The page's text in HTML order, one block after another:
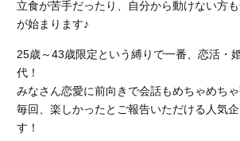
立食が苦手だったり、自分から動けない方
が始まります♪
25歳～43歳限定という縛りで一番、恋活・
代！
みなさん恋愛に前向きで会話もめちゃめち
毎回、楽しかったとご報告いただける人気
す！